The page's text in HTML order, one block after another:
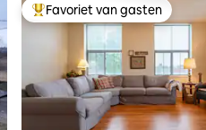
Topfavoriet van gasten
Favoriet van gasten